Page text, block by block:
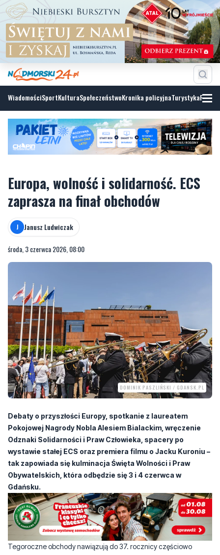
WiadomościSportKulturaSpołeczeństwoKronika policyjnaTurystyka
Europa, wolność i solidarność. ECS
zaprasza na finał obchodów
J Janusz Ludwiczak
środa, 3 czerwca 2026, 08:00
DOMINIK PASZLIŃSKI / GDANSK.PL
Debaty o przyszłości Europy, spotkanie z laureatem
Pokojowej Nagrody Nobla Alesiem Bialackim, wręczenie
Odznaki Solidarności i Praw Człowieka, spacery po
wystawie stałej ECS oraz premiera filmu o Jacku Kuroniu –
tak zapowiada się kulminacja Święta Wolności i Praw
Obywatelskich, która odbędzie się 3 i 4 czerwca w
Gdańsku.
Tegoroczne obchody nawiązują do 37. rocznicy częściowo